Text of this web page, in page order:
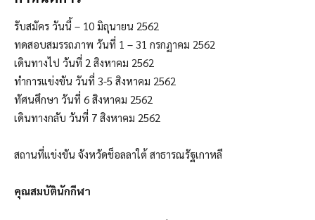
รับสมัคร วันนี้ – 10 มิถุนายน 2562
ทดสอบสมรรถภาพ วันที่ 1 – 31 กรกฏาคม 2562
เดินทางไป วันที่ 2 สิงหาคม 2562
ทำการแข่งขัน วันที่ 3-5 สิงหาคม 2562
ทัศนศึกษา วันที่ 6 สิงหาคม 2562
เดินทางกลับ วันที่ 7 สิงหาคม 2562
สถานที่แข่งขัน จังหวัดช็อลลาใต้ สาธารณรัฐเกาหลี
คุณสมบัตินักกีฬา